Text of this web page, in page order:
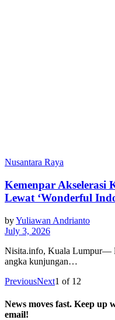
Nusantara Raya
Kemenpar Akselerasi
Lewat ‘Wonderful
byYuliawan Andrianto
July 3, 2026
Nisita.info, Kuala Lumpur—
angka kunjungan…
PreviousNext1 of 12
News moves fast. Keep up
email!